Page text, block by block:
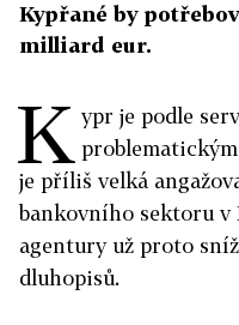
Kypřané by
milliard eur.
K ypr je podle
je příliš velká
bankovního sektoru v
agentury už proto
dluhopisů.